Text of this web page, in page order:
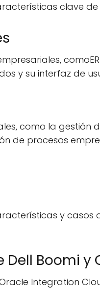
clave
y su interfaz de
como la
de procesos
y
Boomi
Integration